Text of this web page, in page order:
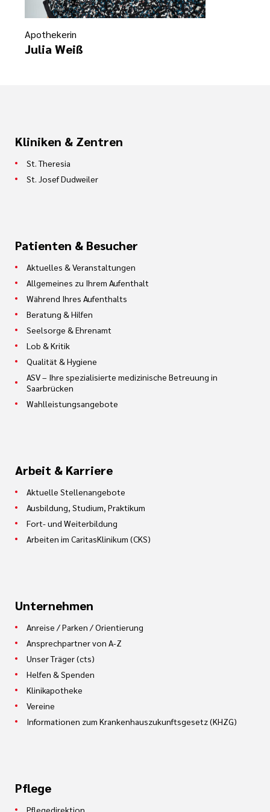
in
Apothekerin
Julia Weiß
Kliniken & Zentren
St. Theresia
St. Josef Dudweiler
Patienten & Besucher
Aktuelles & Veranstaltungen
Allgemeines zu Ihrem Aufenthalt
Während Ihres Aufenthalts
Beratung & Hilfen
Seelsorge & Ehrenamt
Lob & Kritik
Qualität & Hygiene
ASV – Ihre spezialisierte medizinische Betreuung in
Saarbrücken
Wahlleistungsangebote
Arbeit & Karriere
Aktuelle Stellenangebote
Ausbildung, Studium, Praktikum
Fort- und Weiterbildung
Arbeiten im CaritasKlinikum (CKS)
Unternehmen
Anreise / Parken / Orientierung
Ansprechpartner von A-Z
Unser Träger (cts)
Helfen & Spenden
Klinikapotheke
Vereine
Informationen zum Krankenhauszukunftsgesetz (KHZG)
Pflege
Pflegedirektion